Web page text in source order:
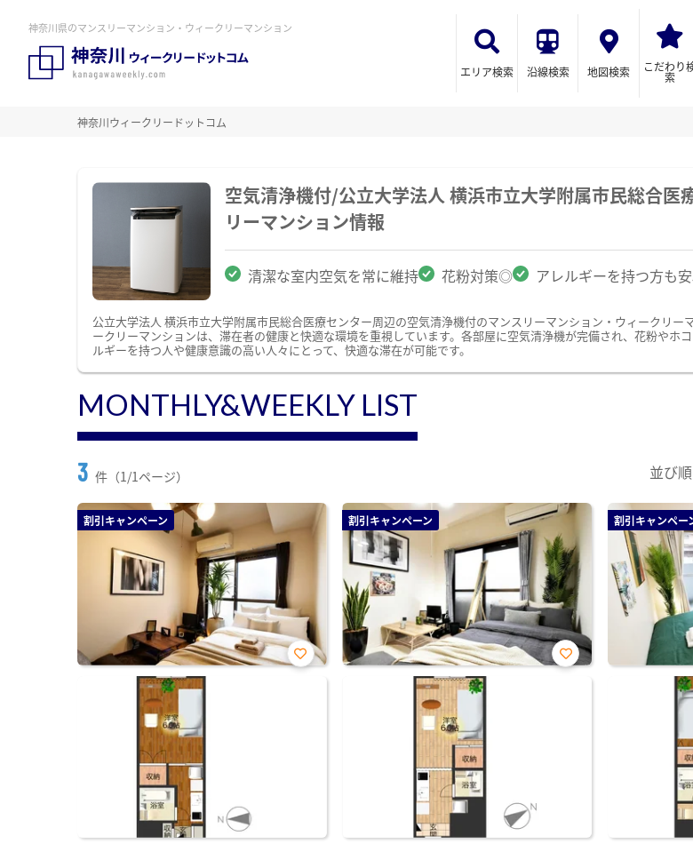
神奈川県のマンスリーマンション・ウィークリーマンション
エリア検索 沿線検索 地図検索 こだわり
索
神奈川ウィークリードットコム
空気清浄機付/公立大学法人 横浜市立大学附属市民総合
リーマンション情報
清潔な室内空気を常に維持 花粉対策◎ アレルギーを持つ方も
公立大学法人 横浜市立大学附属市民総合医療センター周辺の空気清浄機付のマンスリーマンション・ウィークリ
ークリーマンションは、滞在者の健康と快適な環境を重視しています。各部屋に空気清浄機が完備され、花粉やホ
ルギーを持つ人や健康意識の高い人々にとって、快適な滞在が可能です。
MONTHLY&WEEKLY LIST
3 件（1/1ページ） 並び順
割引キャンペーン
お気
割引キャンペーン
お気
割引キャンペー